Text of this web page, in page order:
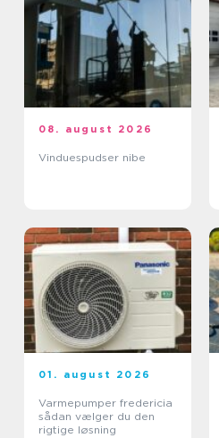
08. august 2026
Vinduespudser nibe
01. august 2026
Varmepumper fredericia
sådan vælger du den
rigtige løsning